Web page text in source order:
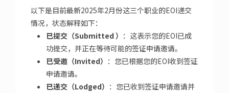
以下是目前最新2025年2月份这三个职业的EOI递交
情况，状态解释如下：
已提交 （Submitted ） ： 这表示您的EOI已成
功提交， 并正在等待可能的签证申请邀请。
已受邀（Invited） ：您已根据您的EOI收到签证
申请邀请。
已递交（Lodged） ：您已收到签证申请邀请并